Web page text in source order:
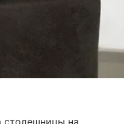
столешницы на